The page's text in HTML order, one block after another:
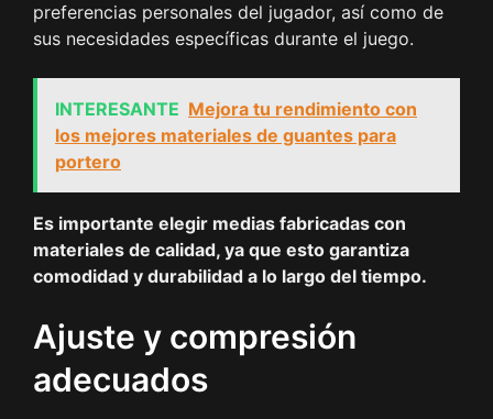
preferencias personales del jugador, así como de
sus necesidades específicas durante el juego.
INTERESANTE Mejora tu rendimiento con
los mejores materiales de guantes para
portero
Es importante elegir medias fabricadas con
materiales de calidad, ya que esto garantiza
comodidad y durabilidad a lo largo del tiempo.
Ajuste y compresión
adecuados